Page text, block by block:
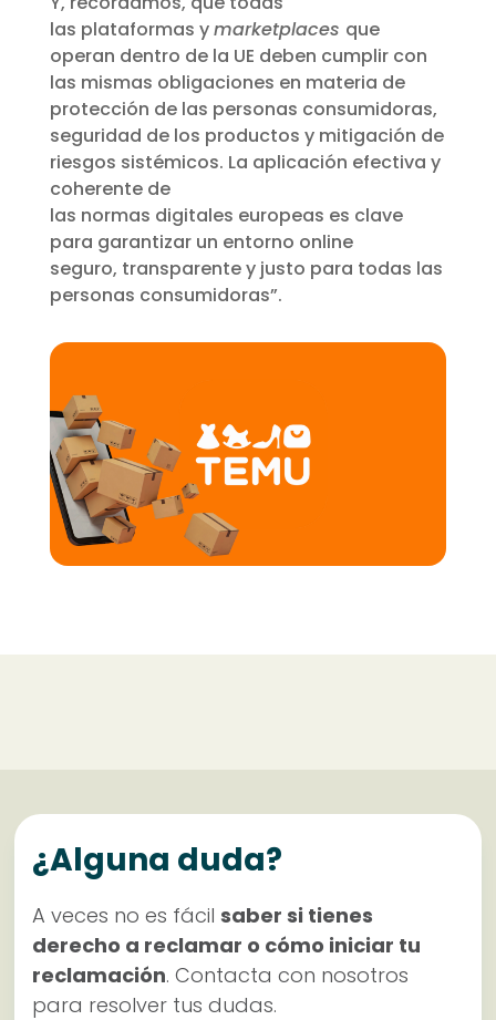
las plataformas ymarketplaces que
operan dentro de la UE deben cumplir con
las mismas obligaciones en materia de
protección de las personas consumidoras,
seguridad de los productos y mitigación de
riesgos sistémicos. La aplicación efectiva y
coherente de
las normas digitales europeas es clave
para garantizar un entorno online
seguro, transparente y justo para todas las
personas consumidoras”.
¿Alguna duda?
A veces no es fácilsaber si tienes
derecho a reclamar o cómo iniciar tu
reclamación. Contacta con nosotros
para resolver tus dudas.